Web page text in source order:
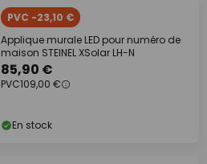
PVC -23,10 €
Applique murale LED pour numéro de
maison STEINEL XSolar LH-N
85,90 €
PVC109,00 €
En stock